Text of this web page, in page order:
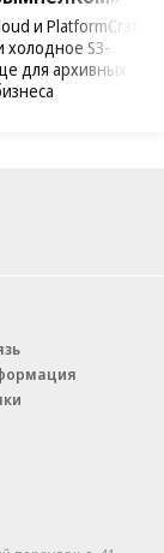
и PlatformCraft
холодное S3-
для архивных